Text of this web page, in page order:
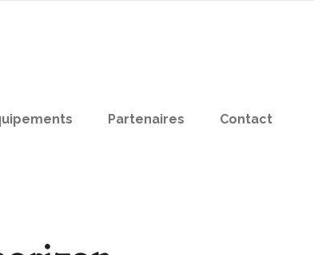
Partenaires Contact